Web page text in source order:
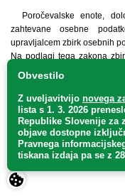
Poročevalske enote,
zahtevane osebne
upravljalcem zbirk osebnih
Na podlagi tega zakona
upravljalci zbirk osebnih
8/90, 38/90 - popravek, št.
Določba prejšnjega
podatkov, določene z
Upravljalci zbirk podatkov iz
ureditve uporabljajo
samo za opravljanje svojih,
Obvestilo
Z uveljavitvijo novega
lista s 1. 3. 2026
Republike Slovenije za
objave dostopne
Pravnega
tiskana izdaja pa se z